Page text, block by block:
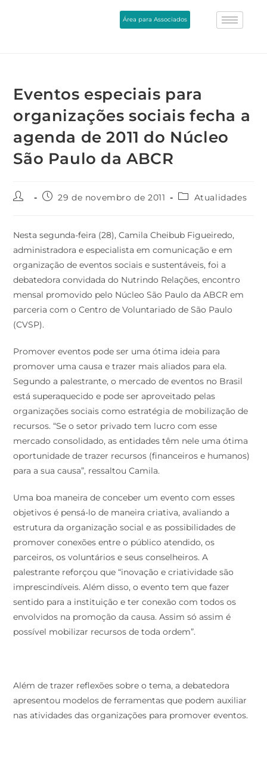
Área para Associados
Eventos especiais para
organizações sociais fecha a
agenda de 2011 do Núcleo
São Paulo da ABCR
29 de novembro de 2011 Atualidades
Nesta segunda-feira (28), Camila Cheibub Figueiredo,
administradora e especialista em comunicação e em
organização de eventos sociais e sustentáveis, foi a
debatedora convidada do Nutrindo Relações, encontro
mensal promovido pelo Núcleo São Paulo da ABCR em
parceria com o Centro de Voluntariado de São Paulo
(CVSP).
Promover eventos pode ser uma ótima ideia para
promover uma causa e trazer mais aliados para ela.
Segundo a palestrante, o mercado de eventos no Brasil
está superaquecido e pode ser aproveitado pelas
organizações sociais como estratégia de mobilização de
recursos. “Se o setor privado tem lucro com esse
mercado consolidado, as entidades têm nele uma ótima
oportunidade de trazer recursos (financeiros e humanos)
para a sua causa”, ressaltou Camila.
Uma boa maneira de conceber um evento com esses
objetivos é pensá-lo de maneira criativa, avaliando a
estrutura da organização social e as possibilidades de
promover conexões entre o público atendido, os
parceiros, os voluntários e seus conselheiros. A
palestrante reforçou que “inovação e criatividade são
imprescindíveis. Além disso, o evento tem que fazer
sentido para a instituição e ter conexão com todos os
envolvidos na promoção da causa. Assim só assim é
possível mobilizar recursos de toda ordem”.
Além de trazer reflexões sobre o tema, a debatedora
apresentou modelos de ferramentas que podem auxiliar
nas atividades das organizações para promover eventos.